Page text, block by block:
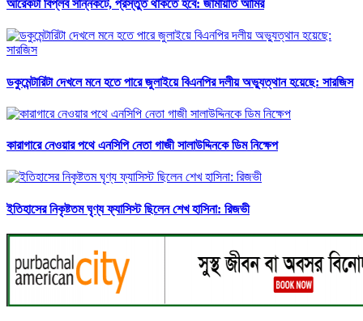
আরেকটা বিপ্লব সন্নিকটে, প্রস্তুত থাকতে হবে: জামায়াত আমির
ডকুমেন্টারিটা দেখলে মনে হতে পারে জুলাইয়ে বিএনপির দলীয় অভ্যুত্থান হয়েছে: সারজিস
কারাগারে নেওয়ার পথে এনসিপি নেতা গাজী সালাউদ্দিনকে ডিম নিক্ষেপ
ইতিহাসের নিকৃষ্টতম ঘৃণ্য ফ্যাসিস্ট ছিলেন শেখ হাসিনা: রিজভী